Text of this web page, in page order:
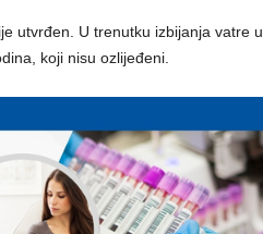
utvrđen. U trenutku izbijanja vatre u
koji nisu ozlijeđeni.